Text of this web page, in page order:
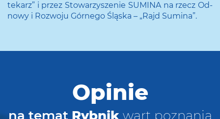
te­karz” i przez Sto­wa­rzy­sze­nie SU­MI­NA na rzecz Od­
no­wy i Roz­wo­ju Gór­ne­go Ślą­ska – „Rajd Su­mi­na”.
Opinie
na temat Rybnik wart poznania